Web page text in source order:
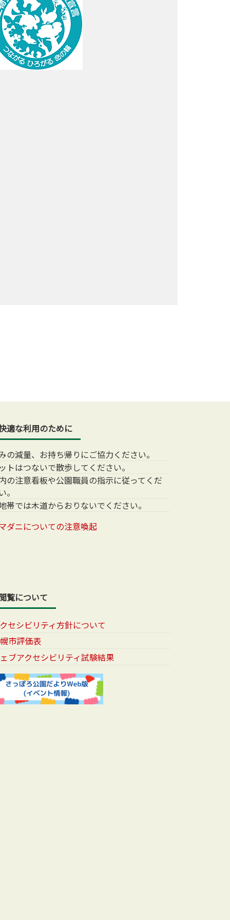
適な利用のために
の減量、お持ち帰りにご協力ください。
トはつないで散歩してください。
の注意看板や公園職員の指示に従ってくだ
。
帯では木道からおりないでください。
ダニについての注意喚起
覧について
セシビリティ方針について
市評価表
ブアクセシビリティ試験結果